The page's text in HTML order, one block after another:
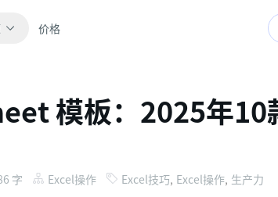
作流灵感。
价格
模板：2025年10
字 Excel操作 Excel技巧, Excel操作, 生产力